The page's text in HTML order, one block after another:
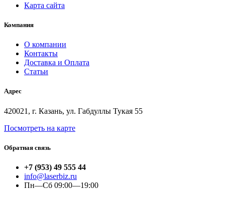
Карта сайта
Компания
О компании
Контакты
Доставка и Оплата
Статьи
Адрес
420021, г. Казань, ул. Габдуллы Тукая 55
Посмотреть на карте
Обратная связь
+7 (953) 49 555 44
info@laserbiz.ru
Пн—Сб 09:00—19:00